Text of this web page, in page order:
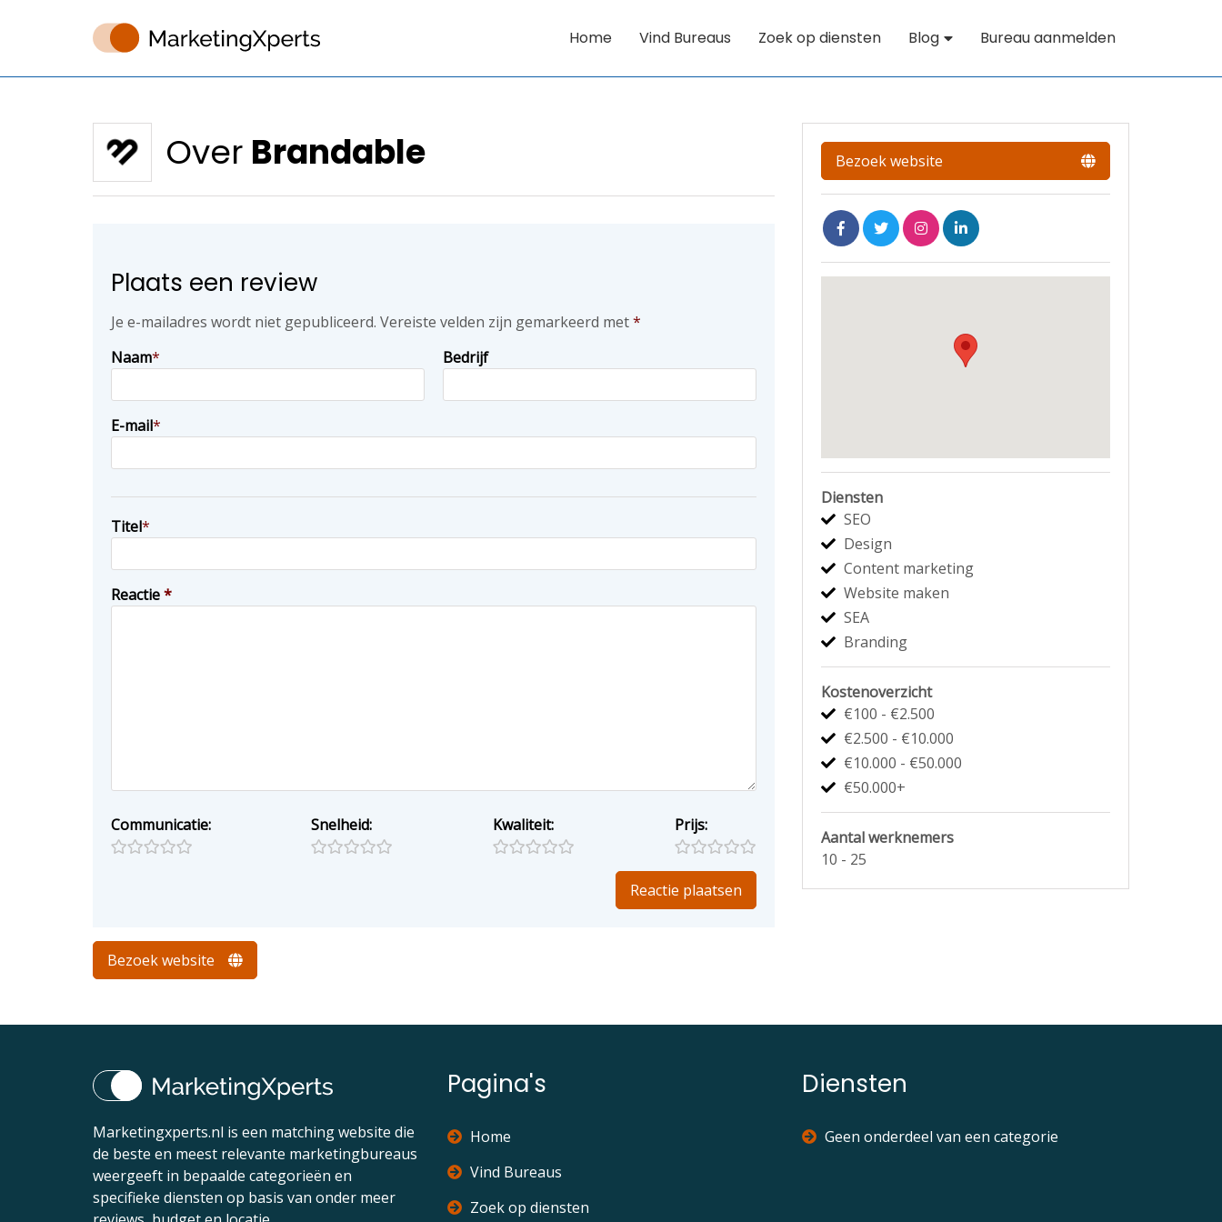
Home Vind Bureaus Zoek op diensten Blog Bureau aanmelden
Over Brandable
Plaats een review
Je e-mailadres wordt niet gepubliceerd. Vereiste velden zijn gemarkeerd met*
Naam* Bedrijf
E-mail*
Titel*
Reactie*
Communicatie: Snelheid: Kwaliteit: Prijs:
Bezoek website
Bezoek website
Diensten
SEO
Design
Content marketing
Website maken
SEA
Branding
Kostenoverzicht
€100 - €2.500
€2.500 - €10.000
€10.000 - €50.000
€50.000+
Aantal werknemers
10 - 25
Marketingxperts.nl is een matching website die
de beste en meest relevante marketingbureaus
weergeeft in bepaalde categorieën en
specifieke diensten op basis van onder meer
Pagina's
Home
Vind Bureaus
Zoek op diensten
Diensten
Geen onderdeel van een categorie